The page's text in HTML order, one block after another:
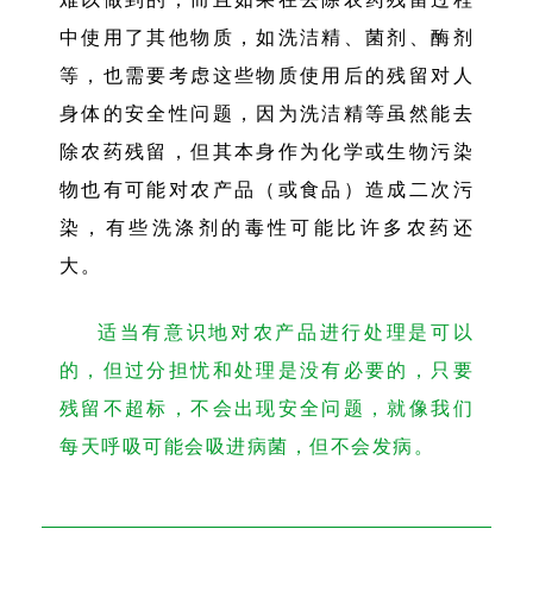
中使用了其他物质，如洗洁精、菌剂、酶剂
等，也需要考虑这些物质使用后的残留对人
身体的安全性问题，因为洗洁精等虽然能去
除农药残留，但其本身作为化学或生物污染
物也有可能对农产品（或食品）造成二次污
染，有些洗涤剂的毒性可能比许多农药还
大。
适当有意识地对农产品进行处理是可以
的，但过分担忧和处理是没有必要的，只要
残留不超标，不会出现安全问题，就像我们
每天呼吸可能会吸进病菌，但不会发病。